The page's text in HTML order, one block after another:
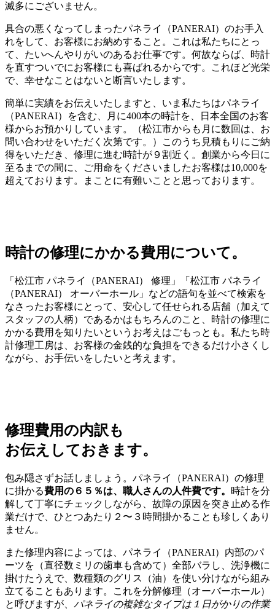
滅多にございません。
具合の悪くなってしまったパネライ（PANERAI）のお手入
れをして、お客様にお納めすること。これは私たちにとっ
て、たいへんやりがいのあるお仕事です。何故ならば、時計
を直すついでにお客様にも喜ばれるからです。これほど光栄
で、幸せなことはないと断言いたします。
簡単に実績をお伝えいたしますと、いま私たちはパネライ
（PANERAI）を含む、月に400本の時計を、日本全国のお客
様からお預かりしています。（松江市からも月に数回は、お
問い合わせをいただく次第です。）このうち見積もりにご納
得をいただき、修理に進む時計が９割近く。創業から今日に
至るまでの間に、ご用命をくださいましたお客様は10,000を
超えております。まことに有難いことと思っております。
時計の修理にかかる費用について。
「松江市 パネライ（PANERAI） 修理」「松江市 パネライ
（PANERAI） オーバーホール」などの語句を並べて検索を
なさったお客様にとって、安心して任せられる店舗（加えて
スタッフの人柄）であるかはもちろんのこと、時計の修理に
かかる費用を知りたいというお考えはごもっとも。私たち時
計修理工房は、お客様の金銭的な負担をできるだけ小さくし
ながら、お手伝いをしたいと考えます。
修理費用の内訳も
お伝えしておきます。
包み隠さずお話しましょう。パネライ（PANERAI）の修理
に掛かる費用の６５％は、職人さんの人件費です。 時計を分
解して丁寧にチェックしながら、故障の原因を突き止める作
業だけで、ひとつあたり２〜３時間掛かることも珍しくあり
ません。
また修理内容によっては、パネライ（PANERAI）内部のパ
ーツを（直径数ミリの歯車も含めて）全部バラし、洗浄機に
掛けたうえで、数種類のグリス（油）を使い分けながら組み
立てることもあります。これを分解修理（オーバーホール）
と呼びますが、 パネライの複雑なタイプは１日がかりの作業